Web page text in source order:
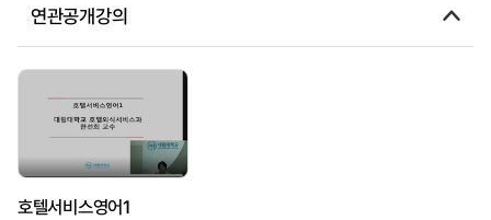
연관공개강의
호텔서비스영어1